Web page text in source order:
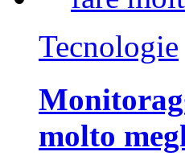
Tecnologie
molto